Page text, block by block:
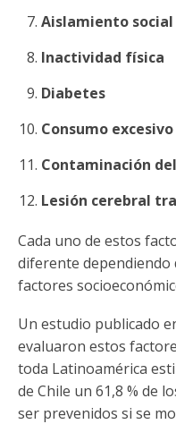
Aislamiento social
Inactividad física
Diabetes
Consumo
Contaminación
Lesión cerebral
Cada uno de estos
diferente dependiendo
factores
Un estudio publicado
evaluaron estos
toda Latinoamérica
de Chile un 61,8 % de
ser prevenidos si se